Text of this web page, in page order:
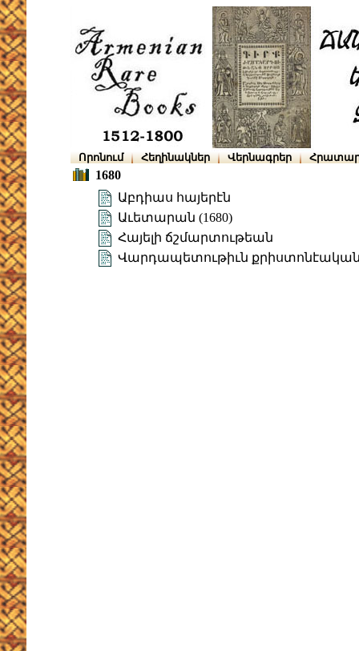
Որոնում Հեղինակներ Վերնագրեր
1680
Աբդիաս հայերէն
Աւետարան (1680)
Հայելի ճշմարտութեան
Վարդապետութիւն քրիստոնէական